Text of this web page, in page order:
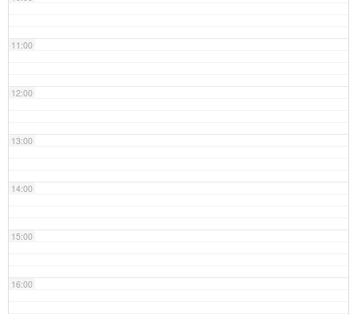
11:00
12:00
13:00
14:00
15:00
16:00